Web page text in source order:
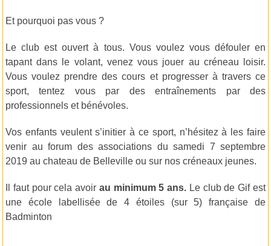
Et pourquoi pas vous ?
Le club est ouvert à tous. Vous voulez vous défouler en
tapant dans le volant, venez vous jouer au créneau loisir.
Vous voulez prendre des cours et progresser à travers ce
sport, tentez vous par des entraînements par des
professionnels et bénévoles.
Vos enfants veulent s’initier à ce sport, n’hésitez à les faire
venir au forum des associations du samedi 7 septembre
2019 au chateau de Belleville ou sur nos créneaux jeunes.
Il faut pour cela avoir au minimum 5 ans. Le club de Gif est
une école labellisée de 4 étoiles (sur 5) française de
Badminton